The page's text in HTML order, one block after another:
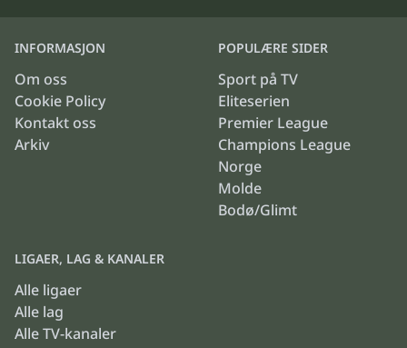
INFORMASJON
Om oss
Cookie Policy
Kontakt oss
Arkiv
POPULÆRE SIDER
Sport på TV
Eliteserien
Premier League
Champions League
Norge
Molde
Bodø/Glimt
LIGAER, LAG & KANALER
Alle ligaer
Alle lag
Alle TV-kanaler